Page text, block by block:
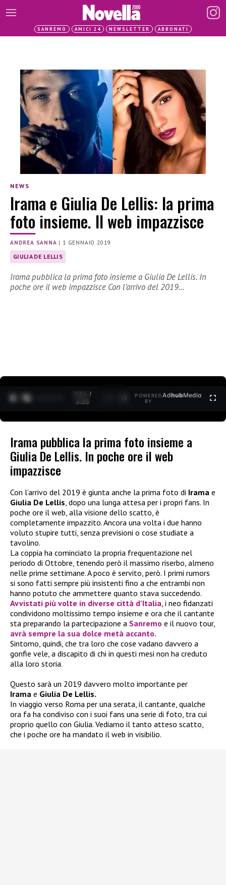
SANREMO AMICI 24 NEWSLETTER ABBONATI
NEWS
Irama e Giulia De Lellis: la prima
foto insieme. Il web impazzisce
ANDREA SANNA | 1 GENNAIO 2019
GIULIA DE LELLIS
Irama pubblica la prima foto insieme a Giulia De Lellis. In
poche ore il web impazzisce Con l’arrivo del 2019…
0:24 /
3:35
POWERED
BY
AdhubMedia
Irama pubblica la prima foto insieme a
Giulia De Lellis. In poche ore il web
impazzisce
Con l’arrivo del 2019 è giunta anche la prima foto di Irama e
Giulia De Lellis, dopo una lunga attesa per i propri fans. In
poche ore il web, alla visione dello scatto, è
completamente impazzito. Ancora una volta i due hanno
voluto stupire tutti, senza previsioni o cose studiate a
tavolino.
La coppia ha cominciato la propria frequentazione nel
periodo di Ottobre, tenendo però il massimo riserbo, almeno
nelle prime settimane. A poco è servito, però. I primi rumors
si sono fatti sempre più insistenti fino a che entrambi non
hanno potuto che ammettere quanto stava succedendo.
Avvistati più volte in diverse città d’Italia, i neo fidanzati
condividono moltissimo tempo insieme e ora che il cantante
sta preparando la partecipazione a Sanremo e il nuovo tour,
avrà sempre la sua dolce metà accanto.
Sintomo, quindi, che tra loro che cose vadano davvero a
gonfie vele, a discapito di chi in questi mesi non ha creduto
alla loro storia.
Questo sarà un 2019 davvero molto importante per
Irama e Giulia De Lellis.
In viaggio verso Roma per una serata, il cantante, qualche
ora fa ha condiviso con i suoi fans una serie di foto, tra cui
proprio quello con Giulia. Vediamo il tanto atteso scatto,
che i poche ore ha mandato il web in visibilio.